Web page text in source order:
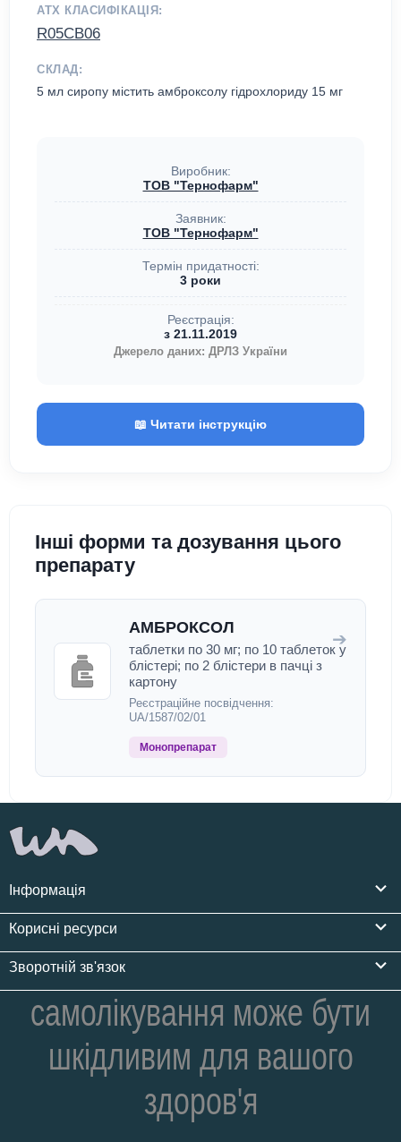
АТХ КЛАСИФІКАЦІЯ:
R05CB06
СКЛАД:
5 мл сиропу містить амброксолу гідрохлориду 15 мг
Виробник:
ТОВ "Тернофарм"
Заявник:
ТОВ "Тернофарм"
Термін придатності:
3 роки
Реєстрація:
з 21.11.2019
Джерело даних: ДРЛЗ України
📖 Читати інструкцію
Інші форми та дозування цього
препарату
АМБРОКСОЛ
таблетки по 30 мг; по 10 таблеток у
блістері; по 2 блістери в пачці з
картону
Реєстраційне посвідчення:
UA/1587/02/01
Монопрепарат
➔
Інформація
Корисні ресурси
Зворотній зв'язок
самолікування може бути
шкідливим для вашого
здоров'я